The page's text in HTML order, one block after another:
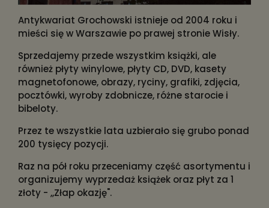
Antykwariat Grochowski istnieje od 2004 roku i
mieści się w Warszawie po prawej stronie Wisły.
Sprzedajemy przede wszystkim książki, ale
również płyty winylowe, płyty CD, DVD, kasety
magnetofonowe, obrazy, ryciny, grafiki, zdjęcia,
pocztówki, wyroby zdobnicze, różne starocie i
bibeloty.
Przez te wszystkie lata uzbierało się grubo ponad
200 tysięcy pozycji.
Raz na pół roku przeceniamy część asortymentu i
organizujemy wyprzedaż książek oraz płyt za 1
złoty - ,,Złap okazję".